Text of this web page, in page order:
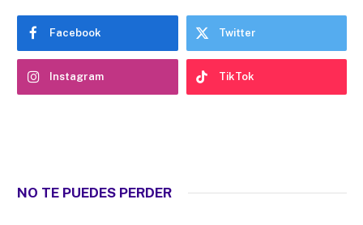
Facebook Twitter
Instagram TikTok
NO TE PUEDES PERDER